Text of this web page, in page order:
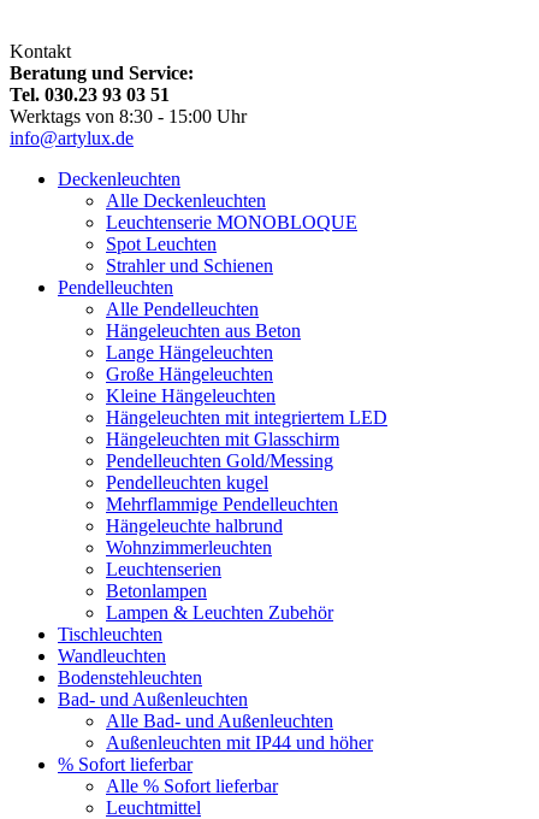
Kontakt
Beratung und Service:
Tel. 030.23 93 03 51
Werktags von 8:30 - 15:00 Uhr
info@artylux.de
Deckenleuchten
Alle Deckenleuchten
Leuchtenserie MONOBLOQUE
Spot Leuchten
Strahler und Schienen
Pendelleuchten
Alle Pendelleuchten
Hängeleuchten aus Beton
Lange Hängeleuchten
Große Hängeleuchten
Kleine Hängeleuchten
Hängeleuchten mit integriertem LED
Hängeleuchten mit Glasschirm
Pendelleuchten Gold/Messing
Pendelleuchten kugel
Mehrflammige Pendelleuchten
Hängeleuchte halbrund
Wohnzimmerleuchten
Leuchtenserien
Betonlampen
Lampen & Leuchten Zubehör
Tischleuchten
Wandleuchten
Bodenstehleuchten
Bad- und Außenleuchten
Alle Bad- und Außenleuchten
Außenleuchten mit IP44 und höher
% Sofort lieferbar
Alle % Sofort lieferbar
Leuchtmittel